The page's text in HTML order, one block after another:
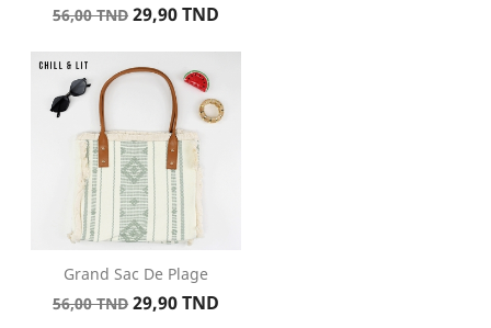
Prix
base
56,00 TND Prix
29,90 TND
Grand Sac De Plage
Prix
56,00 TND Prix
29,90 TND